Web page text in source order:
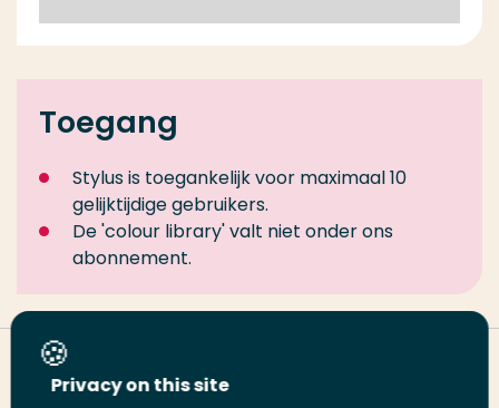
Toegang
Stylus is toegankelijk voor maximaal 10
gelijktijdige gebruikers.
De 'colour library' valt niet onder ons
abonnement.
Deel deze pagina
Privacy on this site